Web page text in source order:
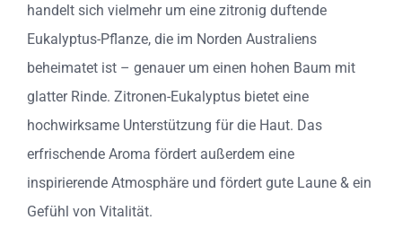
handelt sich vielmehr um eine zitronig duftende
Eukalyptus-Pflanze, die im Norden Australiens
beheimatet ist – genauer um einen hohen Baum mit
glatter Rinde. Zitronen-Eukalyptus bietet eine
hochwirksame Unterstützung für die Haut. Das
erfrischende Aroma fördert außerdem eine
inspirierende Atmosphäre und fördert gute Laune & ein
Gefühl von Vitalität.